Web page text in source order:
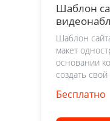
Шаблон
Шаблон
макет
основании
создать свой
Бесплатно